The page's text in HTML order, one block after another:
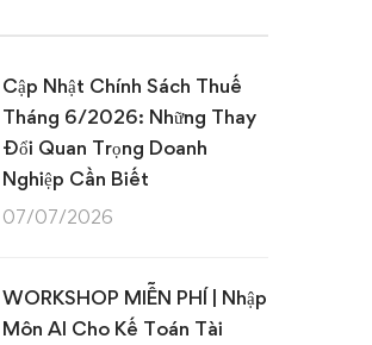
Cập Nhật Chính Sách Thuế
Tháng 6/2026: Những Thay
Đổi Quan Trọng Doanh
Nghiệp Cần Biết
07/07/2026
WORKSHOP MIỄN PHÍ | Nhập
Môn AI Cho Kế Toán Tài